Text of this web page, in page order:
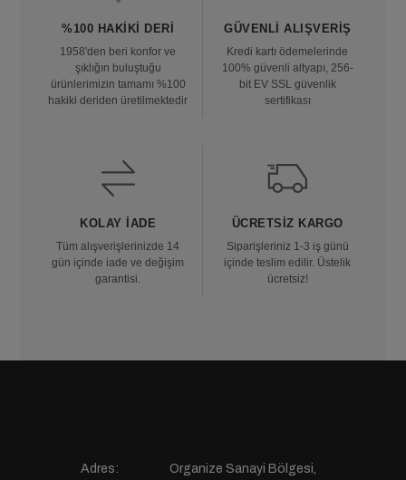
%100 HAKIKI DERI
1958'den beri konfor ve
şıklığın buluştuğu
ürünlerimizin tamamı %100
hakiki deriden üretilmektedir
GÜVENLI ALIŞVERIŞ
Kredi kartı ödemelerinde
100% güvenli altyapı, 256-
bit EV SSL güvenlik
sertifikası
KOLAY İADE
Tüm alışverişlerinizde 14
gün içinde iade ve değişim
garantisi.
ÜCRETSIZ KARGO
Siparişleriniz 1-3 iş günü
içinde teslim edilir. Üstelik
ücretsiz!
Adres:
Organize Sanayi Bölgesi,